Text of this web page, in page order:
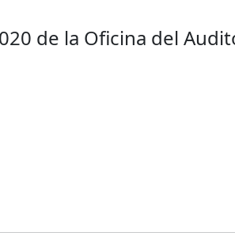
de la Oficina del